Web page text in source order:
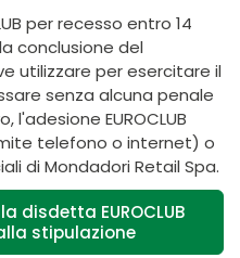
per recesso entro 14
conclusione del
utilizzare per esercitare il
senza alcuna penale
EUROCLUB
telefono o internet) o
di Mondadori Retail Spa.
disdetta EUROCLUB
stipulazione